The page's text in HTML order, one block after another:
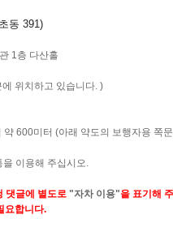
동 391)
1층 다산홀
위치하고 있습니다. )
미터 (아래 약도의 보행자용 쪽문
이용해 주십시오.
글에 별도로 "자차 이용"을 표기해
합니다.